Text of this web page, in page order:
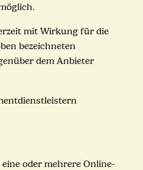
mit Wirkung für die
bezeichneten
dem Anbieter
oder mehrere Online-